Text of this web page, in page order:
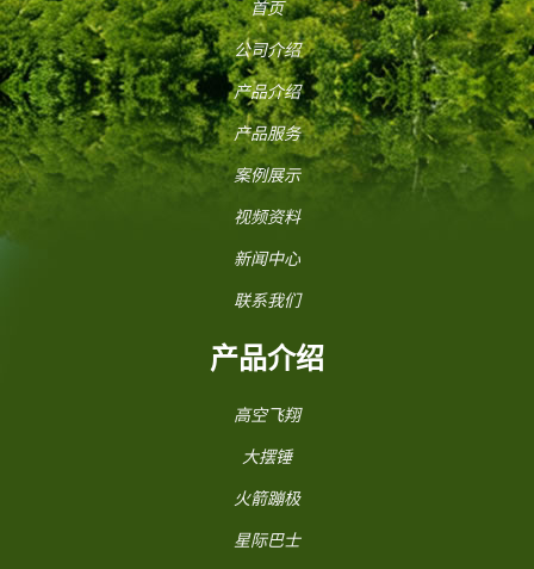
首页
公司介绍
产品介绍
产品服务
案例展示
视频资料
新闻中心
联系我们
产品介绍
高空飞翔
大摆锤
火箭蹦极
星际巴士